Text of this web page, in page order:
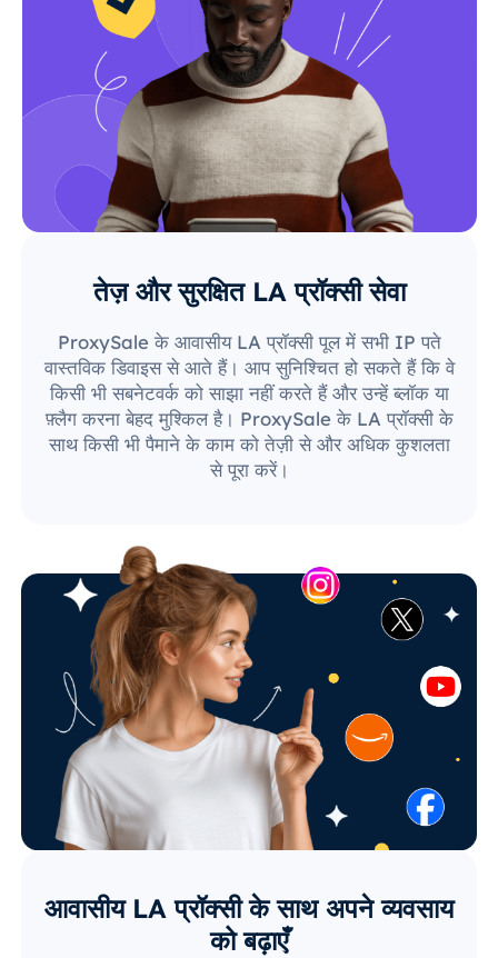
तेज़ और सुरक्षित LA प्रॉक्सी सेवा
ProxySale के आवासीय LA प्रॉक्सी पूल में सभी IP पते
वास्तविक डिवाइस से आते हैं। आप सुनिश्चित हो सकते हैं कि वे
किसी भी सबनेटवर्क को साझा नहीं करते हैं और उन्हें ब्लॉक या
फ़्लैग करना बेहद मुश्किल है। ProxySale के LA प्रॉक्सी के
साथ किसी भी पैमाने के काम को तेज़ी से और अधिक कुशलता
से पूरा करें।
आवासीय LA प्रॉक्सी के साथ अपने व्यवसाय
को बढ़ाएँ